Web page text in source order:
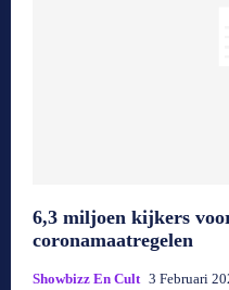
6,3 miljoen kijkers
coronamaatregelen
Showbizz En Cult 3 Februari